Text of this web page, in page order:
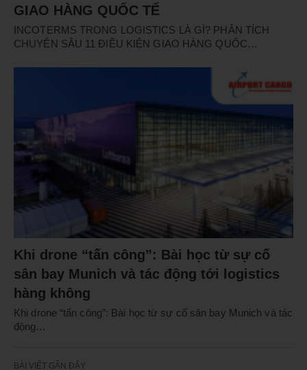
GIAO HÀNG QUỐC TẾ
INCOTERMS TRONG LOGISTICS LÀ GÌ? PHÂN TÍCH
CHUYÊN SÂU 11 ĐIỀU KIỆN GIAO HÀNG QUỐC…
Khi drone “tấn công”: Bài học từ sự cố
sân bay Munich và tác động tới logistics
hàng không
Khi drone “tấn công”: Bài học từ sự cố sân bay Munich và tác
động…
BÀI VIẾT GẦN ĐÂY